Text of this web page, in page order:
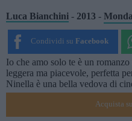
Luca Bianchini - 2013 -
Condividi su Facebook
Io che amo solo te è un
leggera ma piacevole, perfetta
Ninella è una bella vedova di
Acquista su